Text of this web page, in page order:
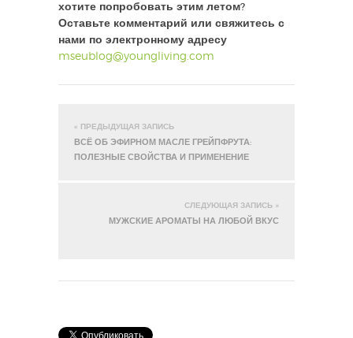
хотите попробовать этим летом?
Оставьте комментарий или свяжитесь с
нами по электронному адресу
mseublog@youngliving.com
« ПРЕДЫДУЩАЯ ЗАПИСЬ
ВСЁ ОБ ЭФИРНОМ МАСЛЕ ГРЕЙПФРУТА:
ПОЛЕЗНЫЕ СВОЙСТВА И ПРИМЕНЕНИЕ
СЛЕДУЮЩАЯ ЗАПИСЬ »
МУЖСКИЕ АРОМАТЫ НА ЛЮБОЙ ВКУС